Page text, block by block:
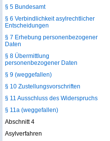
§ 5 Bundesamt
§ 6 Verbindlichkeit asylrechtlicher
Entscheidungen
§ 7 Erhebung personenbezogener
Daten
§ 8 Übermittlung
personenbezogener Daten
§ 9 (weggefallen)
§ 10 Zustellungsvorschriften
§ 11 Ausschluss des Widerspruchs
§ 11a (weggefallen)
Abschnitt 4
Asylverfahren